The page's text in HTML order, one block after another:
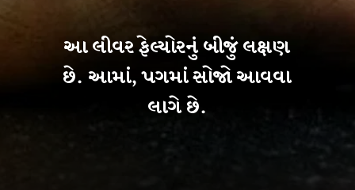
આ લીવર ફેલ્યોરનું બીજું લક્ષણ
છે. આમાં, પગમાં સોજો આવવા
લાગે છે.